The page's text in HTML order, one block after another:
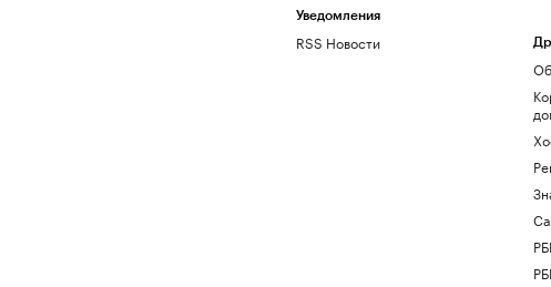
Уведомления
RSS Новости